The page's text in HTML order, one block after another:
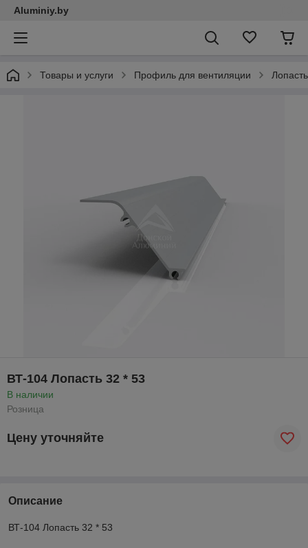
Aluminiy.by
Товары и услуги Профиль для вентиляции
ВТ-104 Лопасть 32 * 53
В наличии
Розница
Цену уточняйте
Описание
ВТ-104 Лопасть 32 * 53